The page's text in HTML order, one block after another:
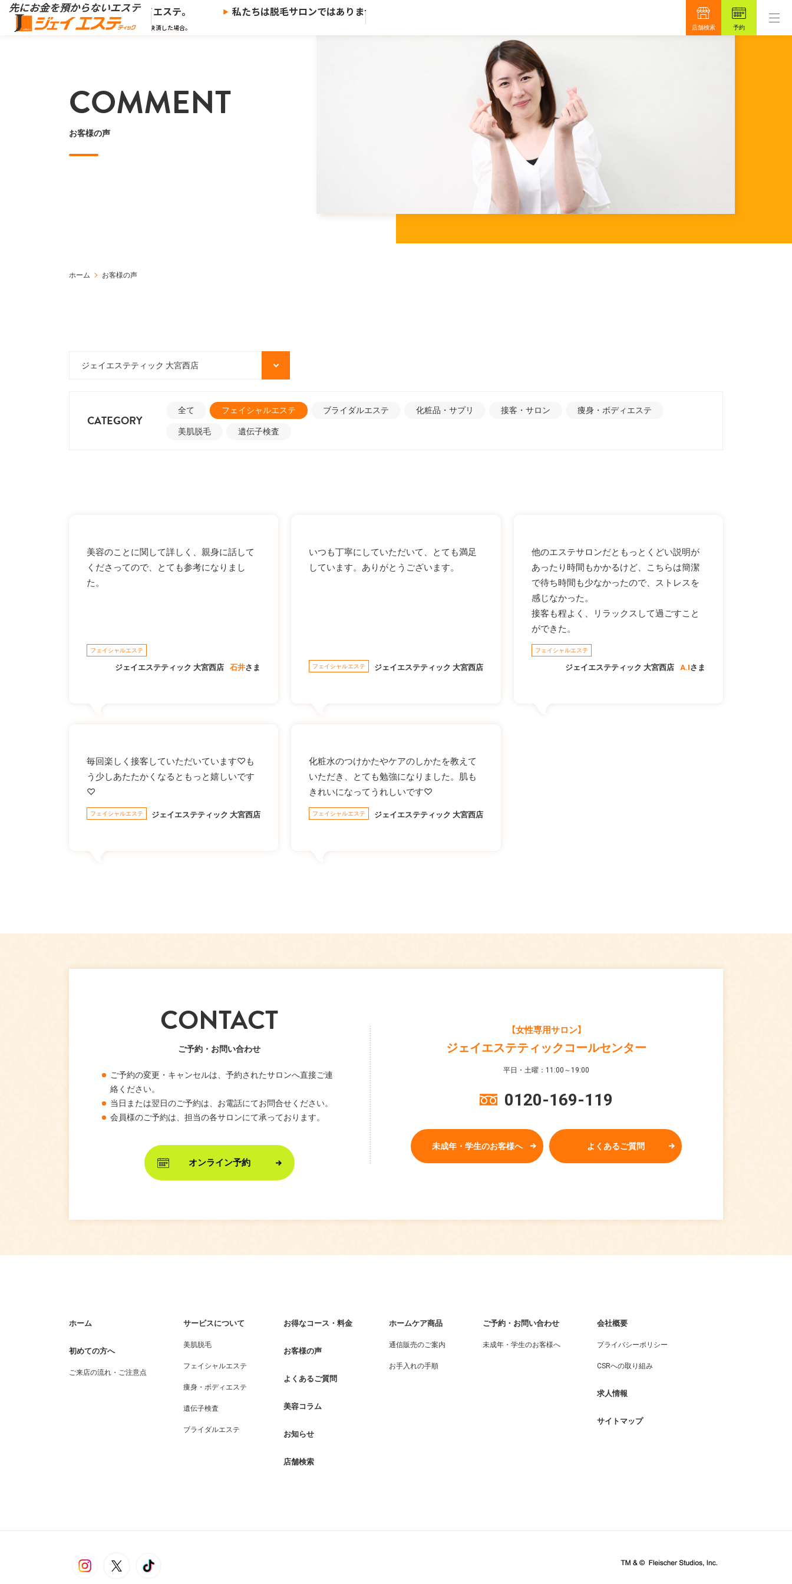
を預からないエステ、※ ジェイエステ。
※当社の推奨する支払い方法で決済した場合。
私たちは脱毛サロンではありません。歴史ある老舗トータルビューティーサロンです。 もっと真面目に、もっと安心を目指し
店舗検索 予約
COMMENT
お客様の声
ホーム お客様の声
CATEGORY
全て フェイシャルエステ ブライダルエステ 化粧品・サプリ 接客・サロン 痩身・ボディエステ
美肌脱毛 遺伝子検査
美容のことに関して詳しく、親身に話して
くださってので、とても参考になりまし
た。
フェイシャルエステ
ジェイエステティック 大宮西店 石井さま
いつも丁寧にしていただいて、とても満足
しています。ありがとうございます。
フェイシャルエステ ジェイエステティック 大宮西店
他のエステサロンだともっとくどい説明が
あったり時間もかかるけど、こちらは簡潔
で待ち時間も少なかったので、ストレスを
感じなかった。
接客も程よく、リラックスして過ごすこと
ができた。
フェイシャルエステ
ジェイエステティック 大宮西店 A.Iさま
毎回楽しく接客していただいています♡も
う少しあたたかくなるともっと嬉しいです
♡
フェイシャルエステ ジェイエステティック 大宮西店
化粧水のつけかたやケアのしかたを教えて
いただき、とても勉強になりました。肌も
きれいになってうれしいです♡
フェイシャルエステ ジェイエステティック 大宮西店
CONTACT
ご予約・お問い合わせ
ご予約の変更・キャンセルは、予約されたサロンへ直接ご連
絡ください。
当日または翌日のご予約は、お電話にてお問合せください。
会員様のご予約は、担当の各サロンにて承っております。
オンライン予約
【女性専用サロン】
ジェイエステティックコールセンター
平日・土曜：11:00～19:00
0120-169-119
未成年・学生のお客様へ よくあるご質問
ホーム
初めての方へ
ご来店の流れ・ご注意点
サービスについて
美肌脱毛
フェイシャルエステ
痩身・ボディエステ
遺伝子検査
ブライダルエステ
お得なコース・料金
お客様の声
よくあるご質問
美容コラム
お知らせ
店舗検索
ホームケア商品
通信販売のご案内
お手入れの手順
ご予約・お問い合わせ
未成年・学生のお客様へ
会社概要
プライバシーポリシー
CSRへの取り組み
求人情報
サイトマップ